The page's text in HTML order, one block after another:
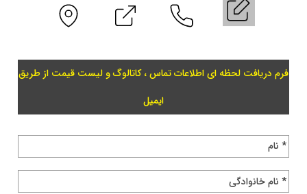
فرم دریافت لحظه ای اطلاعات تماس ، کاتالوگ و لیست قیمت از طریق
ایمیل
* نام
* نام خانوادگی